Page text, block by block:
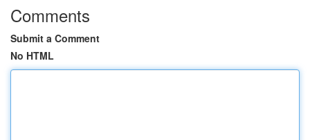
Comments
Submit a Comment
No HTML